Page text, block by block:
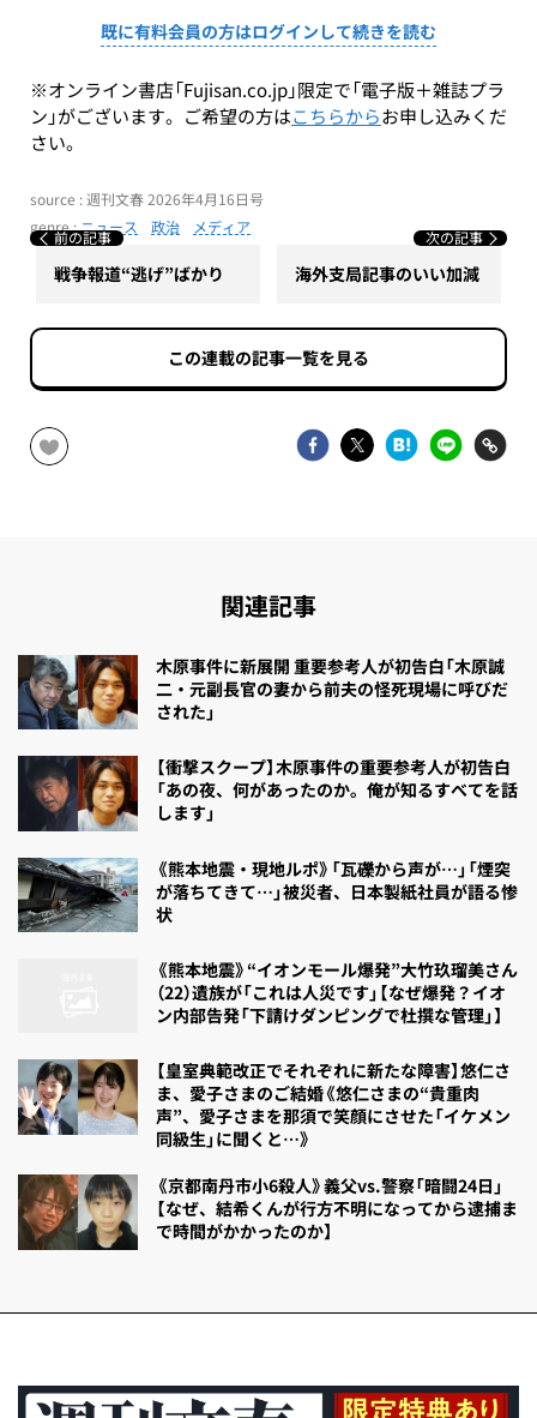
既に有料会員の方はログインして続きを読む
※オンライン書店「Fujisan.co.jp」限定で「電子版＋雑誌プラ
ン」がございます。ご希望の方はこちらからお申し込みくだ
さい。
source : 週刊文春 2026年4月16日号
genre :ニュース 政治 メディア
前の記事
戦争報道“逃げ”ばかり
次の記事
海外支局記事のいい加減
この連載の記事一覧を見る
関連記事
木原事件に新展開 重要参考人が初告白「木原誠
二・元副長官の妻から前夫の怪死現場に呼びだ
された」
【衝撃スクープ】木原事件の重要参考人が初告白
「あの夜、何があったのか。俺が知るすべてを話
します」
《熊本地震・現地ルポ》「瓦礫から声が…」「煙突
が落ちてきて…」被災者、日本製紙社員が語る惨
状
《熊本地震》“イオンモール爆発”大竹玖瑠美さん
（22）遺族が「これは人災です」【なぜ爆発？イオ
ン内部告発「下請けダンピングで杜撰な管理」】
【皇室典範改正でそれぞれに新たな障害】悠仁さ
ま、愛子さまのご結婚《悠仁さまの“貴重肉
声”、愛子さまを那須で笑顔にさせた「イケメン
同級生」に聞くと…》
《京都南丹市小6殺人》義父vs.警察「暗闘24日」
【なぜ、結希くんが行方不明になってから逮捕ま
で時間がかかったのか】